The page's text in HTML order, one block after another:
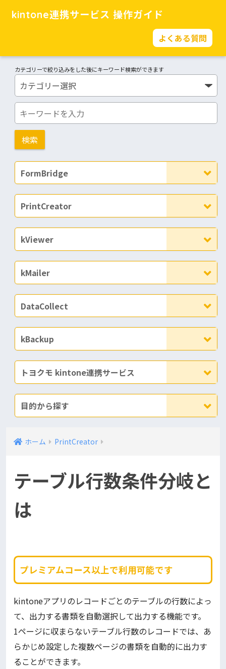
kintone連携サービス 操作ガイド
よくある質問
カテゴリーで絞り込みをした後にキーワード検索ができます
FormBridge
PrintCreator
kViewer
kMailer
DataCollect
kBackup
トヨクモ kintone連携サービス
目的から探す
ホーム PrintCreator
テーブル行数条件分岐と
は
プレミアムコース以上で利用可能です
kintoneアプリのレコードごとのテーブルの行数によっ
て、出力する書類を自動選択して出力する機能です。
1ページに収まらないテーブル行数のレコードでは、あ
らかじめ設定した複数ページの書類を自動的に出力す
ることができます。